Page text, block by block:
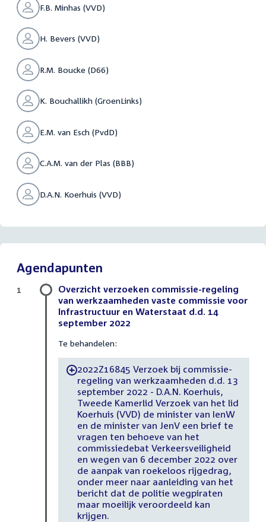
F.B. Minhas (VVD)
H. Bevers (VVD)
R.M. Boucke (D66)
K. Bouchallikh (GroenLinks)
E.M. van Esch (PvdD)
C.A.M. van der Plas (BBB)
D.A.N. Koerhuis (VVD)
Agendapunten
Overzicht verzoeken commissie-regeling
van werkzaamheden vaste commissie voor
Infrastructuur en Waterstaat d.d. 14
september 2022
Te behandelen:
-2022Z16845 Verzoek bij commissie-
regeling van werkzaamheden d.d. 13
september 2022 - D.A.N. Koerhuis,
Tweede Kamerlid Verzoek van het lid
Koerhuis (VVD) de minister van IenW
en de minister van JenV een brief te
vragen ten behoeve van het
commissiedebat Verkeersveiligheid
en wegen van 6 december 2022 over
de aanpak van roekeloos rijgedrag,
onder meer naar aanleiding van het
bericht dat de politie wegpiraten
maar moeilijk veroordeeld kan
krijgen.
1